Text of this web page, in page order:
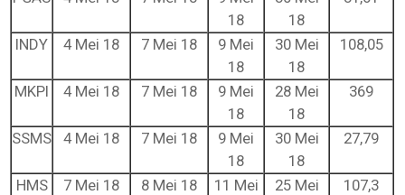
18
18
INDY 4 Mei 18 7 Mei 18
9 Mei
18
30 Mei
18
108,05
MKPI 4 Mei 18 7 Mei 18
9 Mei
18
28 Mei
18
369
SSMS 4 Mei 18 7 Mei 18
9 Mei
18
30 Mei
18
27,79
HMS
7 Mei 18 8 Mei 18
11 Mei
25 Mei
107,3